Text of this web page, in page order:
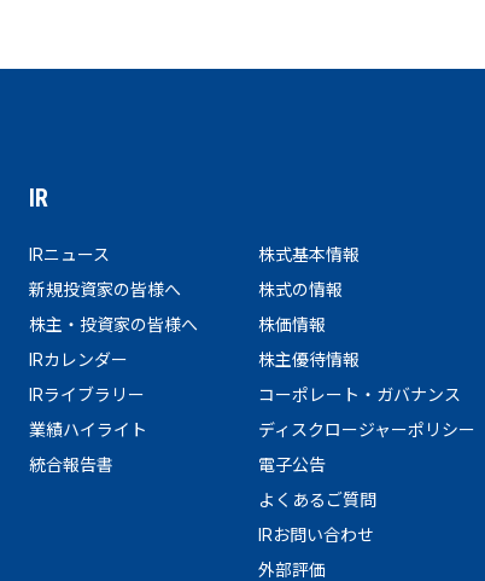
IR
IRニュース
新規投資家の皆様へ
株主・投資家の皆様へ
IRカレンダー
IRライブラリー
業績ハイライト
統合報告書
株式基本情報
株式の情報
株価情報
株主優待情報
コーポレート・ガバナンス
ディスクロージャーポリシー
電子公告
よくあるご質問
IRお問い合わせ
外部評価